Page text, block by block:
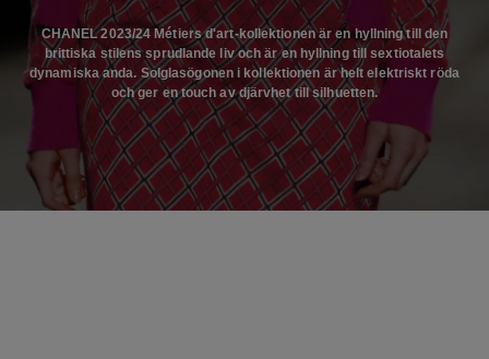
CHANEL 2023/24 Métiers d'art-kollektionen är en hyllning till den
brittiska stilens sprudlande liv och är en hyllning till sextiotalets
dynamiska anda. Solglasögonen i kollektionen är helt elektriskt röda
och ger en touch av djärvhet till silhuetten.